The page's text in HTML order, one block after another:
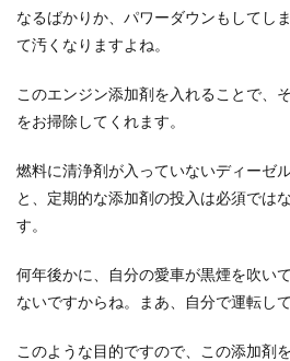
なるばかりか、パワーダウンもしてし
て汚くなりますよね。
このエンジン添加剤を入れることで、
をお掃除してくれます。
燃料に清浄剤が入っていないディーゼ
と、定期的な添加剤の投入は必須では
す。
何年後かに、自分の愛車が黒煙を吹い
ないですからね。まあ、自分で運転し
このような目的ですので、この添加剤